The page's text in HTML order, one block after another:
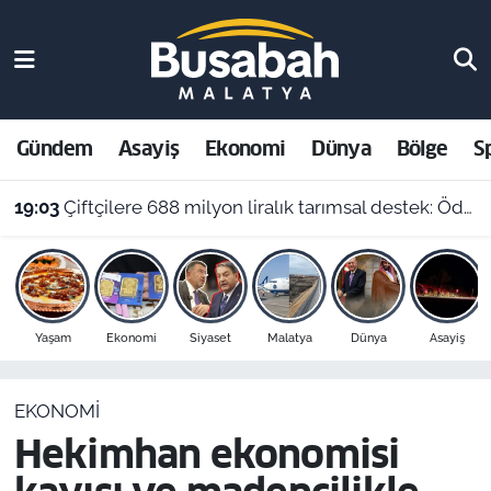
Gündem Asayiş Ekonomi Dünya Bölge
19:03 Çiftçilere 688 milyon liralık tarımsal destek: Ödemeler hesaplara yatıyor
Yaşam Ekonomi Siyaset Malatya Dünya Asayiş
EKONOMI
Hekimhan ekonomisi
Asayiş
Ekonomi
Dünya
Bölge
Resmi İlanlar
Malatya Nöbetçi Eczaneler
Malatya Hava Durumu
Malatya Namaz Vakitleri
Malatya Trafik Yoğunluk Haritası
Süper Lig Puan Durumu ve Fikstür
Son Dakika Haberleri
Haber Arşivi